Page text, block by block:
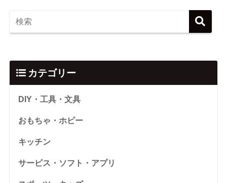
カテゴリー
DIY・工具・文具
おもちゃ・ホビー
キッチン
サービス・ソフト・アプリ